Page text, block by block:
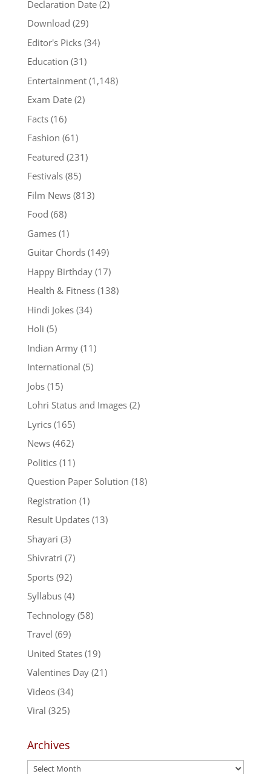
Declaration Date(2)
Download (29)
Editor's Picks(34)
Education (31)
Entertainment(1,148)
Exam Date(2)
Facts(16)
Fashion (61)
Featured (231)
Festivals(85)
Film News(813)
Food (68)
Games(1)
Guitar Chords(149)
Happy Birthday(17)
Health & Fitness(138)
Hindi Jokes(34)
Holi (5)
Indian Army(11)
International (5)
Jobs(15)
Lohri Status and Images(2)
Lyrics(165)
News(462)
Politics(11)
Question Paper Solution (18)
Registration (1)
Result Updates(13)
Shayari (3)
Shivratri (7)
Sports(92)
Syllabus(4)
Technology(58)
Travel (69)
United States(19)
Valentines Day(21)
Videos(34)
Viral (325)
Archives
Archives